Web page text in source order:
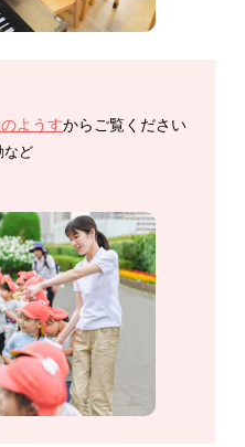
ようすからご覧ください
など